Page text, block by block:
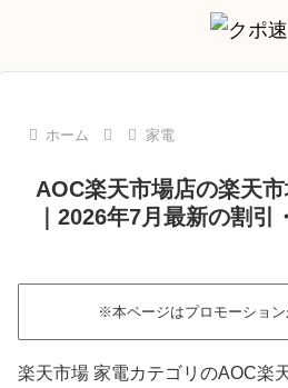
ホーム 家電
AOC楽天市場店の楽天
｜2026年7月最新の割引
※本ページはプロモーショ
楽天市場 家電カテゴリのAOC楽